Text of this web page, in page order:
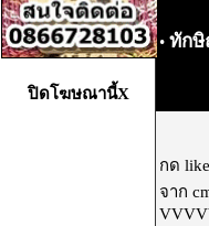
• ทักษิ
กด
จาก
ปิดโฆษณานี้X